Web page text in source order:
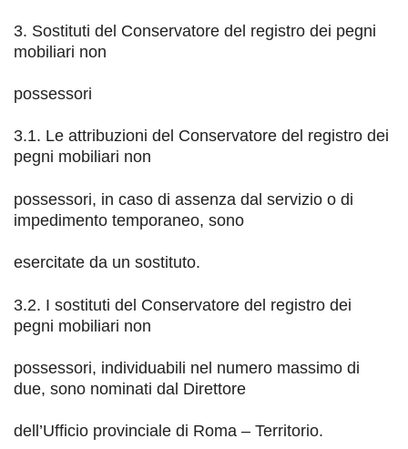
3. Sostituti del Conservatore del registro dei pegni
mobiliari non
possessori
3.1. Le attribuzioni del Conservatore del registro dei
pegni mobiliari non
possessori, in caso di assenza dal servizio o di
impedimento temporaneo, sono
esercitate da un sostituto.
3.2. I sostituti del Conservatore del registro dei
pegni mobiliari non
possessori, individuabili nel numero massimo di
due, sono nominati dal Direttore
dell’Ufficio provinciale di Roma – Territorio.